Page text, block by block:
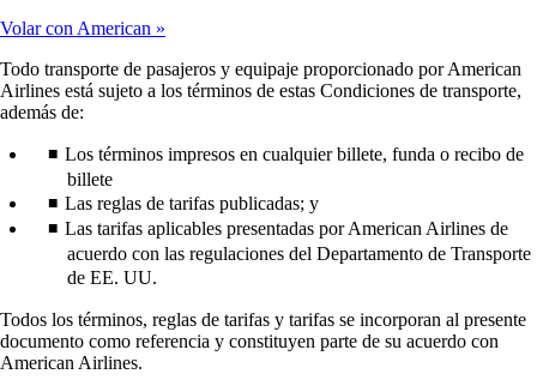
Volar con American
Todo transporte de pasajeros y equipaje proporcionado por American
Airlines está sujeto a los términos de estas Condiciones de transporte,
además de:
Los términos impresos en cualquier billete, funda o recibo de
billete
Las reglas de tarifas publicadas; y
Las tarifas aplicables presentadas por American Airlines de
acuerdo con las regulaciones del Departamento de Transporte
de EE. UU.
Todos los términos, reglas de tarifas y tarifas se incorporan al presente
documento como referencia y constituyen parte de su acuerdo con
American Airlines.